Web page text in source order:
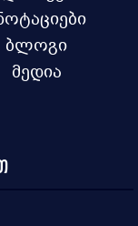
ბლოგი
მედია